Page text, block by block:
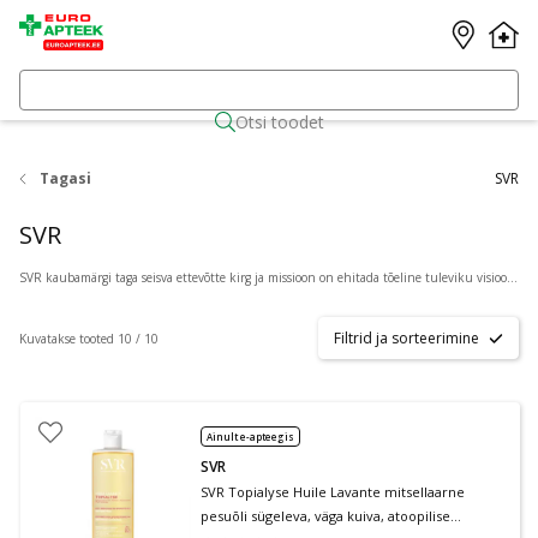
Otsi toodet
Tagasi SVR
SVR
SVR kaubamärgi taga seisva ettevõtte kirg ja missioon on ehitada tõeline tuleviku visiooniga kosmeetikafirma. SVR Laboratories on sõltumatu Prantsuse ettevõte, mis asub Pariisist lõuna pool. SVR on 50 aasta jooksul välja töötanud ja tootnud uuenduslikke nahakosmeetilisi nahahooldustooteid, mida soovitavad tervishoiutöötajad ning mida müüakse apteekides enam kui 50 riigis. SVR on keskmise suurusega ettevõte. Kümme protsenti selle töötajatest töötab uurimis- ja arendustegevuses nahahooldustoodete kujundamisel ja koostamisel. SVR kaubamärgi tooted on koostisosade ja toote koostiste valikul ning kontsentratsioonil tõhusad ja järeleandmatud. SVR tooted läbivad mitmeid kvaliteedikontrolli samme ja on välja töötatud vastavalt väga rangetele tööstusprotsessidele. SVR - 50 aastat uurimistööd, innovatsiooni ja tegevust, olles 100% pühendunud dermatoloogiale.
Kuvatakse tooted 10 / 10 Filtrid ja sorteerimine
Ainult e-apteegis
SVR
SVR Topialyse Huile Lavante mitsellaarne
pesuõli sügeleva, väga kuiva, atoopilise